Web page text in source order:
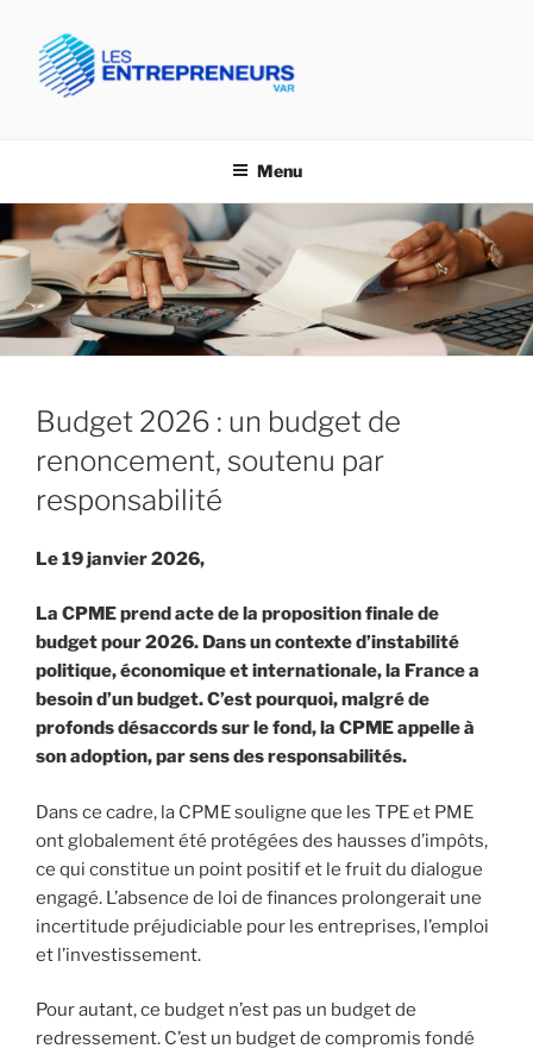
contenu
principal
ENTREPRENEURS VAR
Menu
Budget 2026 : un budget de
renoncement, soutenu par
responsabilité
Le 19 janvier 2026,
La CPME prend acte de la proposition finale de
budget pour 2026. Dans un contexte d’instabilité
politique, économique et internationale, la France a
besoin d’un budget. C’est pourquoi, malgré de
profonds désaccords sur le fond, la CPME appelle à
son adoption, par sens des responsabilités.
Dans ce cadre, la CPME souligne que les TPE et PME
ont globalement été protégées des hausses d’impôts,
ce qui constitue un point positif et le fruit du dialogue
engagé. L’absence de loi de finances prolongerait une
incertitude préjudiciable pour les entreprises, l’emploi
et l’investissement.
Pour autant, ce budget n’est pas un budget de
redressement. C’est un budget de compromis fondé